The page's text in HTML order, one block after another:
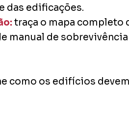
das edificações.
traça o mapa completo
manual de
como os edifícios